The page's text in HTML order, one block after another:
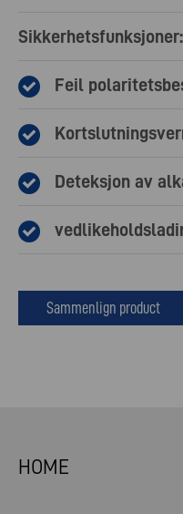
Sikkerhetsfunksjoner:
Feil
Deteksjon av
Sammenlign product
HOME